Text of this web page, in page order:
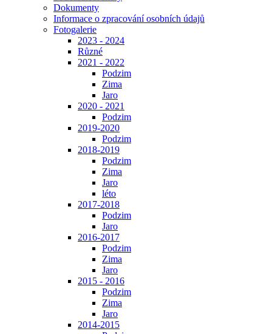
Dokumenty
Informace o zpracování osobních údajů
Fotogalerie
2023 - 2024
Různé
2021 - 2022
Podzim
Zima
Jaro
2020 - 2021
Podzim
2019-2020
Podzim
2018-2019
Podzim
Zima
Jaro
léto
2017-2018
Podzim
Jaro
2016-2017
Podzim
Zima
Jaro
2015 - 2016
Podzim
Zima
Jaro
2014-2015